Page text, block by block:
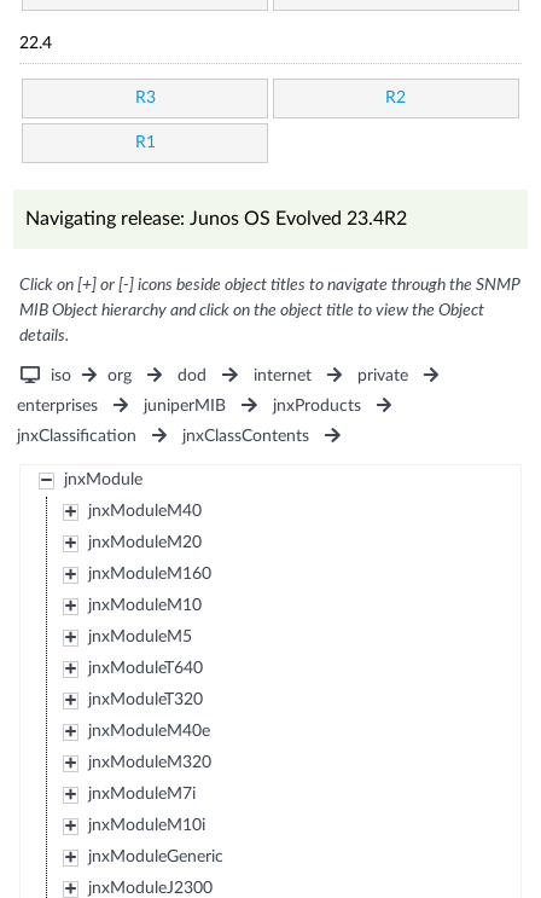
22.4
R3 R2
R1
Navigating release: Junos OS Evolved 23.4R2
Click on [+] or [-] icons beside object titles to navigate through the SNMP
MIB Object hierarchy and click on the object title to view the Object
details.
iso org dod internet
private
enterprises
juniperMIB
jnxProducts
jnxClassification
jnxClassContents
jnxModule
jnxModuleM40
jnxModuleM20
jnxModuleM160
jnxModuleM10
jnxModuleM5
jnxModuleT640
jnxModuleT320
jnxModuleM40e
jnxModuleM320
jnxModuleM7i
jnxModuleM10i
jnxModuleGeneric
jnxModuleJ2300